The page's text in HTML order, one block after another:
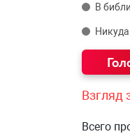
В
Взгляд
Всего